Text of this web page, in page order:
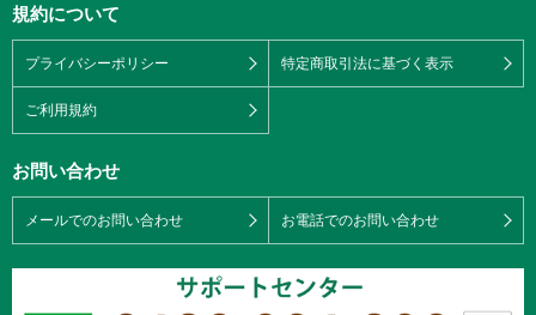
規約について
プライバシーポリシー 特定商取引法に基づく表示
ご利用規約
お問い合わせ
メールでのお問い合わせ お電話でのお問い合わせ